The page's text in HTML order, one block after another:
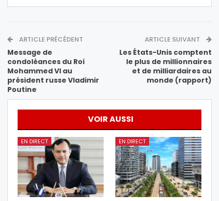
ARTICLE PRÉCÉDENT
Message de
condoléances du Roi
Mohammed VI au
président russe Vladimir
Poutine
ARTICLE SUIVANT
Les États-Unis comptent
le plus de millionnaires
et de milliardaires au
monde (rapport)
VOIR AUSSI
EN DIRECT EN DIRECT